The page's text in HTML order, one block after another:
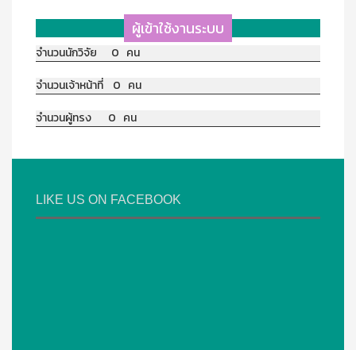
ผู้เข้าใช้งานระบบ
จำนวนนักวิจัย 0 คน
จำนวนเจ้าหน้าที่ 0 คน
จำนวนผู้ทรง 0 คน
LIKE US ON FACEBOOK